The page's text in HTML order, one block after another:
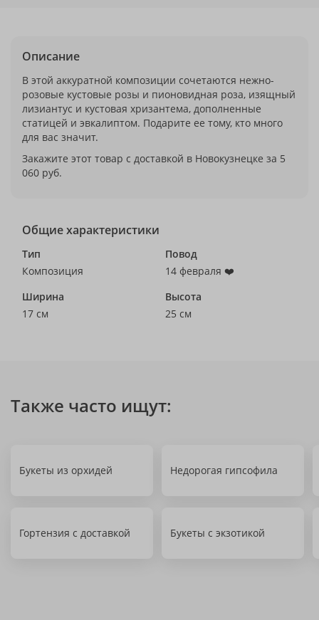
Описание
В этой аккуратной композиции сочетаются нежно-
розовые кустовые розы и пионовидная роза, изящный
лизиантус и кустовая хризантема, дополненные
статицей и эвкалиптом. Подарите ее тому, кто много
для вас значит.
Закажите этот товар с доставкой в Новокузнецке за 5
060 руб.
Общие характеристики
Тип
Композиция
Повод
14 февраля ❤️
Ширина
17 см
Высота
25 см
Также часто ищут:
Букеты из орхидей Недорогая гипсофила
Гортензия с доставкой Букеты с экзотикой